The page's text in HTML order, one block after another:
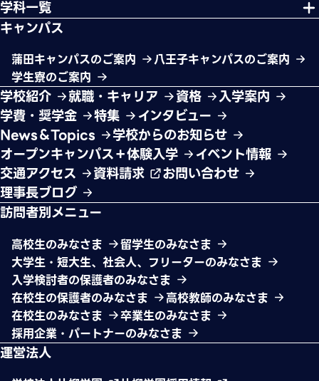
学科一覧
キャンパス
蒲田キャンパスのご案内
八王子キャンパスのご案内
学生寮のご案内
学校紹介 就職・キャリア 資格
入学案内
学費・奨学金
特集
インタビュー
News＆Topics
学校からのお知らせ
オープンキャンパス＋体験入学
イベント情報
交通アクセス
資料請求
お問い合わせ
理事長ブログ
訪問者別メニュー
高校生のみなさま
留学生のみなさま
大学生・短大生、社会人、フリーターのみなさま
入学検討者の保護者のみなさま
在校生の保護者のみなさま
高校教師のみなさま
在校生のみなさま
卒業生のみなさま
採用企業・パートナーのみなさま
運営法人